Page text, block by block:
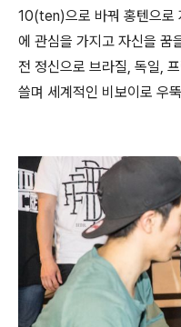
10(ten)으로 바꿔 홍텐으로
에 관심을 가지고 자신을 꿈
전 정신으로 브라질, 독일,
쓸며 세계적인 비보이로 우